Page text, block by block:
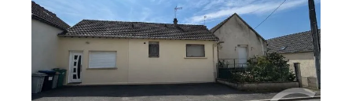
150 m
Ref : 9013
Maison à vendre
255 000 €